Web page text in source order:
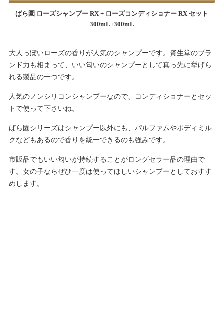
ばら園 ローズシャンプー RX + ローズコンディショナー RX セット
300mL+300mL
大人っぽいローズの香りが人気のシャンプーです。資生堂のブラ
ンド力も相まって、いい匂いのシャンプーとして真っ先に挙げら
れる製品の一つです。
人気のノンシリコンシャンプーなので、コンディショナーとセッ
トで使って下さいね。
ばら園シリーズはシャンプー以外にも、パルファムやボディミル
クなどもあるので香りを統一できるのも強みです。
市販品でもいい匂いが持続することがロングセラー品の理由で
す。女の子ならぜひ一度は使ってほしいシャンプーとしておすす
めします。